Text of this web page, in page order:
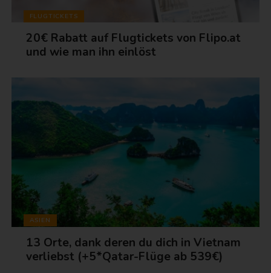
FLUGTICKETS
20€ Rabatt auf Flugtickets von Flipo.at
und wie man ihn einlöst
ASIEN
13 Orte, dank deren du dich in Vietnam
verliebst (+5*Qatar-Flüge ab 539€)